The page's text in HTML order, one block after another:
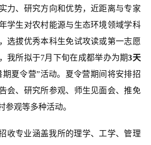
力、研究方向和优势，近距离与专家
学生对农村能源与生态环境领域学科
选拔优秀本科生免试攻读或第一志愿
我所拟于7月下旬在成都举办为期3天
期夏令营”活动。夏令营期间将安排招
会、研究所参观、 师生见面会、推免
参观等多种活动。
收专业涵盖我所的理学、工学、管理